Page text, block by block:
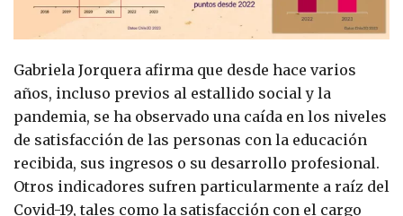
Gabriela Jorquera afirma que desde hace varios
años, incluso previos al estallido social y la
pandemia, se ha observado una caída en los niveles
de satisfacción de las personas con la educación
recibida, sus ingresos o su desarrollo profesional.
Otros indicadores sufren particularmente a raíz del
Covid-19, tales como la satisfacción con el cargo